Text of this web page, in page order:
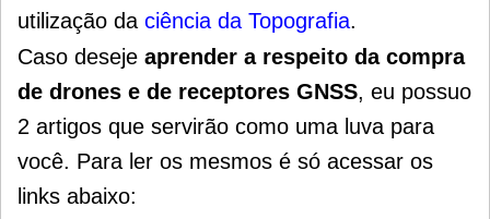
utilização da ciência da Topografia.
Caso deseje aprender arespeito da compra
de drones e de receptores GNSS, eu possuo
2 artigos que servirão como uma luva para
você. Para ler os mesmos é só acessar os
links abaixo: